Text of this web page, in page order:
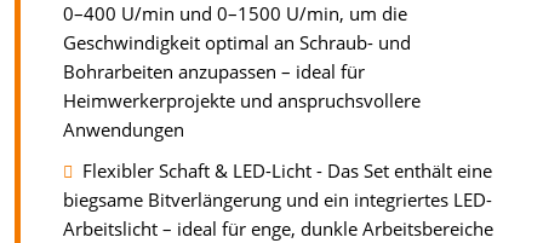
0–400 U/min und 0–1500 U/min, um die
Geschwindigkeit optimal an Schraub- und
Bohrarbeiten anzupassen – ideal für
Heimwerkerprojekte und anspruchsvollere
Anwendungen
Flexibler Schaft & LED-Licht - Das Set enthält eine
biegsame Bitverlängerung und ein integriertes LED-
Arbeitslicht – ideal für enge, dunkle Arbeitsbereiche